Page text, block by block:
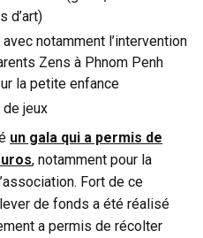
d’art)
notamment l’intervention
Zens à Phnom Penh
la petite enfance
jeux
un gala qui a permis de
, notamment pour la
Fort de ce
de fonds a été réalisé
a permis de récolter